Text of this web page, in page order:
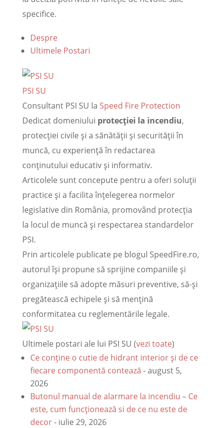
specifice.
Despre
Ultimele Postari
PSI SU
Consultant PSI SU la Speed Fire Protection
Dedicat domeniului protecției la incendiu,
protecției civile și a sănătății și securității în
muncă, cu experiență în redactarea
conținutului educativ și informativ.
Articolele sunt concepute pentru a oferi soluții
practice și a facilita înțelegerea normelor
legislative din România, promovând protecția
la locul de muncă și respectarea standardelor
PSI.
Prin articolele publicate pe blogul SpeedFire.ro,
autorul își propune să sprijine companiile și
organizațiile să adopte măsuri preventive, să-și
pregătească echipele și să mențină
conformitatea cu reglementările legale.
Ultimele postari ale lui PSI SU (vezi toate)
Ce conține o cutie de hidrant interior și de ce
fiecare componentă contează - august 5,
2026
Butonul manual de alarmare la incendiu – Ce
este, cum funcționează si de ce nu este de
decor- iulie 29, 2026